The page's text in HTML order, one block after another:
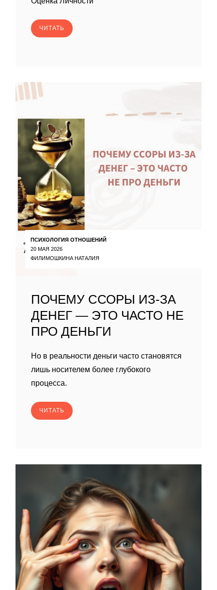
ЧИТАТЬ
ПСИХОЛОГИЯ ОТНОШЕНИЙ
20 МАЯ 2026
ФИЛИМОШКИНА НАТАЛИЯ
ПОЧЕМУ ССОРЫ ИЗ-ЗА
ДЕНЕГ — ЭТО ЧАСТО НЕ
ПРО ДЕНЬГИ
Но в реальности деньги часто становятся
лишь носителем более глубокого
процесса.
ЧИТАТЬ